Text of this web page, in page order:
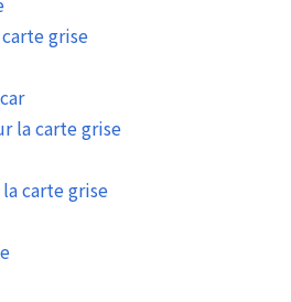
grise
la carte grise
carte grise